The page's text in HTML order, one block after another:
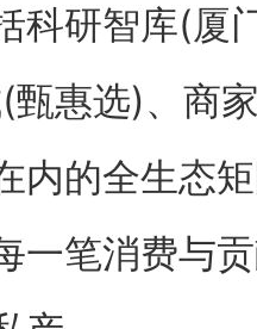
科研智库(厦
甄惠选)、商
内的全生态
一笔消费与